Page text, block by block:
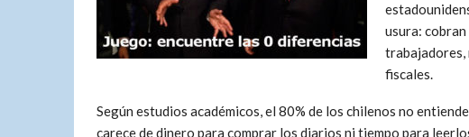
usura:
trabajadores,
fiscales.
Según estudios académicos, el 80% de los chilenos no
carece de dinero para comprar los diarios ni tiempo para